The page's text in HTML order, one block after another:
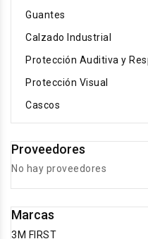
Guantes
Calzado Industrial
Protección Auditiva y
Protección Visual
Cascos
Proveedores
No hay proveedores
Marcas
3M FIRST